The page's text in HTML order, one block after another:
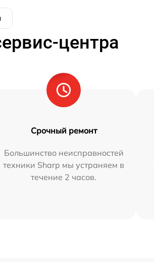
центра
Срочный ремонт
Большинство неисправностей
техники Sharp мы устраняем в
течение 2 часов.